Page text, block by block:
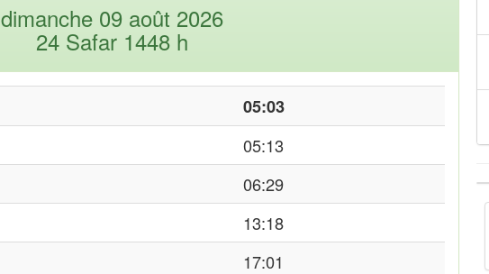
dimanche 09 août 2026
24 Safar 1448 h
05:03
05:13
06:29
13:18
17:01